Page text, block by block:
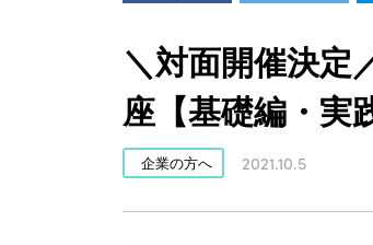
＼対面開催決定
座【基礎編・実
企業の方へ 2021.10.5